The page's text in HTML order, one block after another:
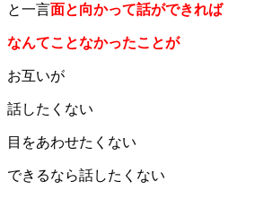
と一言面と向かって話ができれば
なんてことなかったことが
お互いが
話したくない
目をあわせたくない
できるなら話したくない